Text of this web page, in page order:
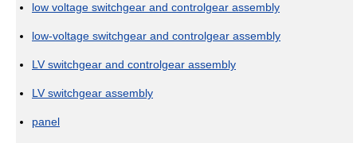
low voltage switchgear and controlgear assembly
low-voltage switchgear and controlgear assembly
LV switchgear and controlgear assembly
LV switchgear assembly
panel